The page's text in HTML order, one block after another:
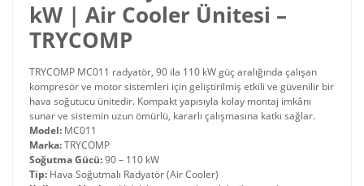
kW | Air Cooler Ünitesi –
TRYCOMP
TRYCOMP MC011 radyatör, 90 ila 110 kW güç aralığında çalışan
kompresör ve motor sistemleri için geliştirilmiş etkili ve güvenilir bir
hava soğutucu ünitedir. Kompakt yapısıyla kolay montaj imkânı
sunar ve sistemin uzun ömürlü, kararlı çalışmasına katkı sağlar.
Model: MC011
Marka:TRYCOMP
Soğutma Gücü:90 – 110 kW
Tip: Hava Soğutmalı Radyatör (Air Cooler)